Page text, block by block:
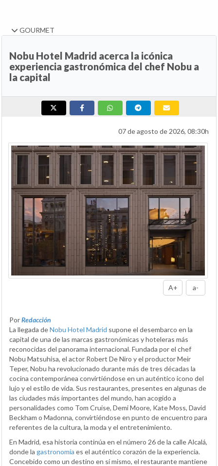
GOURMET
Nobu Hotel Madrid acerca la icónica
experiencia gastronómica del chef Nobu a
la capital
07 de agosto de 2026, 08:30h
A+ a-
PorRedacción
La llegada deNobu Hotel Madrid supone el desembarco en la
capital de una de las marcas gastronómicas y hoteleras más
reconocidas del panorama internacional. Fundada por el chef
Nobu Matsuhisa, el actor Robert De Niro y el productor Meir
Teper, Nobu ha revolucionado durante más de tres décadas la
cocina contemporánea convirtiéndose en un auténtico icono del
lujo y el estilo de vida. Sus restaurantes, presentes en algunas de
las ciudades más importantes del mundo, han acogido a
personalidades como Tom Cruise, Demi Moore, Kate Moss, David
Beckham o Madonna, convirtiéndose en punto de encuentro para
referentes de la cultura, la moda y el entretenimiento.
En Madrid, esa historia continúa en el número 26 de la calle Alcalá,
donde la gastronomía es el auténtico corazón de la experiencia.
Concebido como un destino en sí mismo, el restaurante mantiene